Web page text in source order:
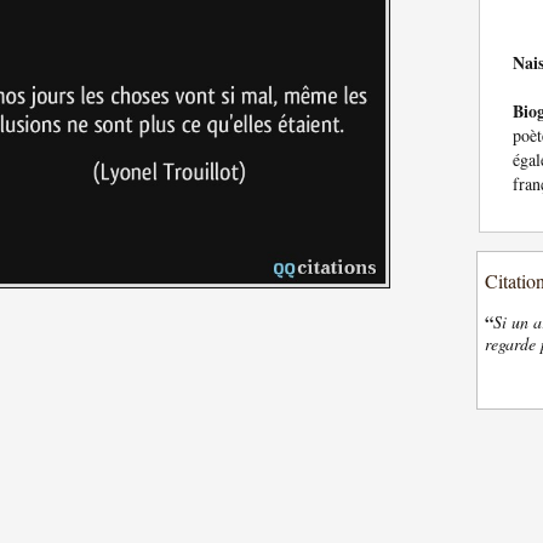
“Si un
regarde